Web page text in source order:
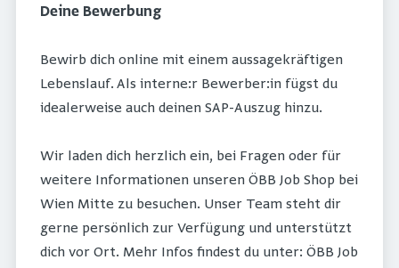
Deine Bewerbung
Bewirb dich online mit einem aussagekräftigen
Lebenslauf. Als interne:r Bewerber:in fügst du
idealerweise auch deinen SAP-Auszug hinzu.
Wir laden dich herzlich ein, bei Fragen oder für
weitere Informationen unseren ÖBB Job Shop bei
Wien Mitte zu besuchen. Unser Team steht dir
gerne persönlich zur Verfügung und unterstützt
dich vor Ort. Mehr Infos findest du unter: ÖBB Job